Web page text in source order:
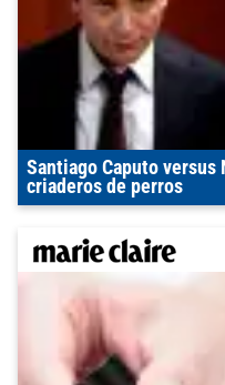
Santiago Caputo
criaderos de perros